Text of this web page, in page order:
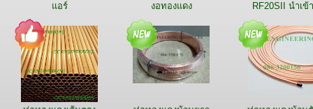
แอร์
งอทองแดง
RF20SII นำเข้า